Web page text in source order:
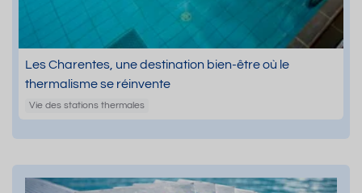
Les Charentes, une destination bien-être où le
thermalisme se réinvente
Vie des stations thermales